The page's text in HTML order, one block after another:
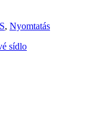
, Nyomtatás
sídlo